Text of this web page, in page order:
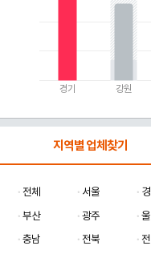
경기 강원
지역별 업체찾기
전체 서울 경
부산
광주
충남
전북